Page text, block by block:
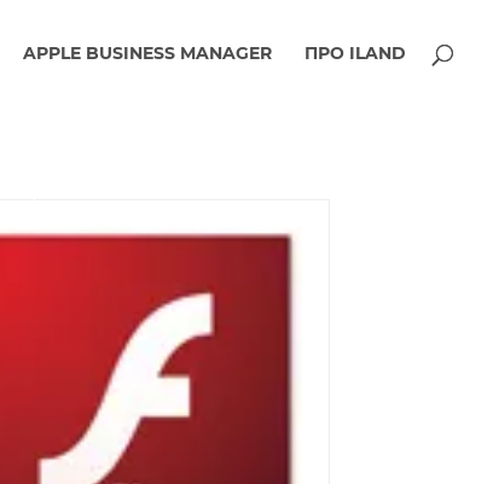
APPLE BUSINESS MANAGER ПРО ILAND